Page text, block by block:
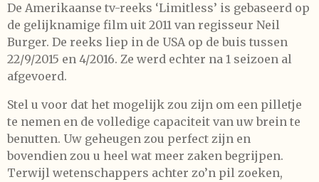
De Amerikaanse tv-reeks ‘Limitless’ is gebaseerd op
de gelijknamige film uit 2011 van regisseur Neil
Burger. De reeks liep in de USA op de buis tussen
22/9/2015 en 4/2016. Ze werd echter na 1 seizoen al
afgevoerd.
Stel u voor dat het mogelijk zou zijn om een pilletje
te nemen en de volledige capaciteit van uw brein te
benutten. Uw geheugen zou perfect zijn en
bovendien zou u heel wat meer zaken begrijpen.
Terwijl wetenschappers achter zo’n pil zoeken,